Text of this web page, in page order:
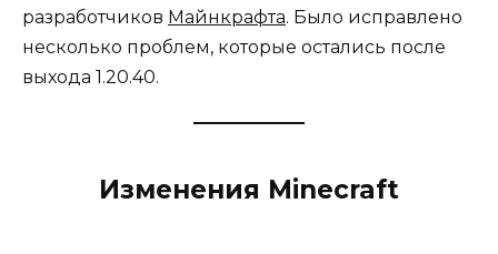
разработчиков Майнкрафта. Было исправлено
несколько проблем, которые остались после
выхода 1.20.40.
Изменения Minecraft